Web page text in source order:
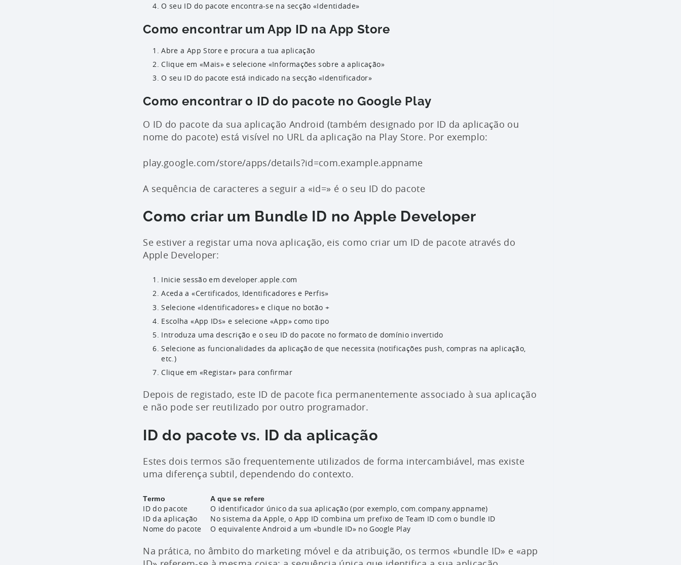
O seu ID do pacote encontra-se na secção «Identidade»
Como encontrar um App ID na App Store
Abre a App Store e procura a tua aplicação
Clique em «Mais» e selecione «Informações sobre a aplicação»
O seu ID do pacote está indicado na secção «Identificador»
Como encontrar o ID do pacote no Google Play
O ID do pacote da sua aplicação Android (também designado por ID da aplicação ou
nome do pacote) está visível no URL da aplicação na Play Store. Por exemplo:
play.google.com/store/apps/details?id=com.example.appname
A sequência de caracteres a seguir a «id=» é o seu ID do pacote
Como criar um Bundle ID no Apple Developer
Se estiver a registar uma nova aplicação, eis como criar um ID de pacote através do
Apple Developer:
Inicie sessão em developer.apple.com
Aceda a «Certificados, Identificadores e Perfis»
Selecione «Identificadores» e clique no botão +
Escolha «App IDs» e selecione «App» como tipo
Introduza uma descrição e o seu ID do pacote no formato de domínio invertido
Selecione as funcionalidades da aplicação de que necessita (notificações push, compras na aplicação,
etc.)
Clique em «Registar» para confirmar
Depois de registado, este ID de pacote fica permanentemente associado à sua aplicação
e não pode ser reutilizado por outro programador.
ID do pacote vs. ID da aplicação
Estes dois termos são frequentemente utilizados de forma intercambiável, mas existe
uma diferença subtil, dependendo do contexto.
Termo A que se refere
ID do pacote
O identificador único da sua aplicação (por exemplo, com.company.appname)
ID da aplicação
No sistema da Apple, o App ID combina um prefixo de Team ID com o bundle ID
Nome do pacote
O equivalente Android a um «bundle ID» no Google Play
Na prática, no âmbito do marketing móvel e da atribuição, os termos «bundle ID» e «app